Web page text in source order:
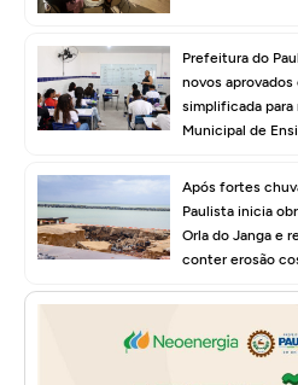
Prefeitura do
novos aprovados
simplificada para
Municipal de
Após fortes
Paulista inicia
Orla do Janga e
conter erosão